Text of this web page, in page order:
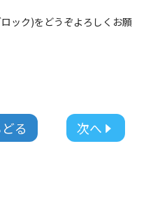
ック)をどうぞよろしくお願
る 次へ